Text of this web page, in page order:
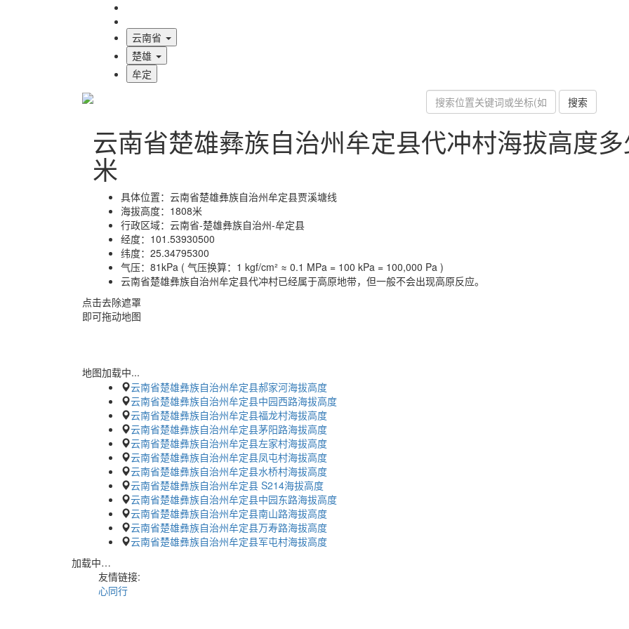
云南省
楚雄
牟定
搜索
云南省楚雄彝族自治州牟定县代冲村海拔高度
米
具体位置： 云南省楚雄彝族自治州牟定县贾溪塘线
海拔高度： 1808米
行政区域： 云南省-楚雄彝族自治州-牟定县
经度： 101.53930500
纬度： 25.34795300
气压： 81kPa ( 气压换算：1 kgf/cm² ≈ 0.1 MPa = 100 kPa = 100,000 Pa )
云南省楚雄彝族自治州牟定县代冲村已经属于高原地带，但一般不会出现高原反应。
点击去除遮罩
即可拖动地图
地图加载中...
云南省楚雄彝族自治州牟定县郝家河海拔高度
云南省楚雄彝族自治州牟定县中园西路海拔高度
云南省楚雄彝族自治州牟定县福龙村海拔高度
云南省楚雄彝族自治州牟定县茅阳路海拔高度
云南省楚雄彝族自治州牟定县左家村海拔高度
云南省楚雄彝族自治州牟定县凤屯村海拔高度
云南省楚雄彝族自治州牟定县水桥村海拔高度
云南省楚雄彝族自治州牟定县 S214海拔高度
云南省楚雄彝族自治州牟定县中园东路海拔高度
云南省楚雄彝族自治州牟定县南山路海拔高度
云南省楚雄彝族自治州牟定县万寿路海拔高度
云南省楚雄彝族自治州牟定县军屯村海拔高度
加载中…
友情链接:
心同行